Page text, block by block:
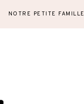
NOTRE PETITE FAMILLE